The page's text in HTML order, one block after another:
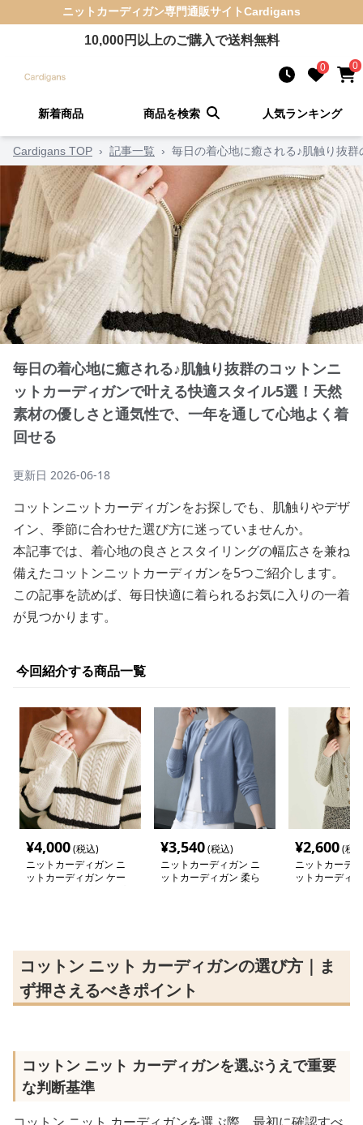
ニットカーディガン専門通販サイトCardigans
10,000円以上のご購入で送料無料
0 0
新着商品 商品を検索 人気ランキング
Cardigans TOP › 記事一覧 › 毎日の着心地に癒される♪肌触り抜
毎日の着心地に癒される♪肌触り抜群のコットンニ
ットカーディガンで叶える快適スタイル5選！天然
素材の優しさと通気性で、一年を通して心地よく着
回せる
更新日 2026-06-18
コットンニットカーディガンをお探しでも、肌触りやデザ
イン、季節に合わせた選び方に迷っていませんか。
本記事では、着心地の良さとスタイリングの幅広さを兼ね
備えたコットンニットカーディガンを5つご紹介します。
この記事を読めば、毎日快適に着られるお気に入りの一着
が見つかります。
今回紹介する商品一覧
¥4,000(税込)
ニットカーディガン ニ
ットカーディガン ケー
¥3,540(税込)
ニットカーディガン ニ
ットカーディガン 柔ら
¥2,600(税
ニットカーデ
ットカーディ
コットン ニット カーディガンの選び方｜ま
ず押さえるべきポイント
コットン ニット カーディガンを選ぶうえで重要
な判断基準